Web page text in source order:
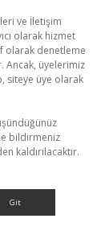
ve İletişim
olarak hizmet
olarak denetleme
Ancak, üyelerimiz
siteye üye olarak
bildirmeniz
kaldırılacaktır.